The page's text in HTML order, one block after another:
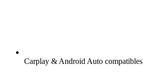
Carplay & Android Auto compatibles